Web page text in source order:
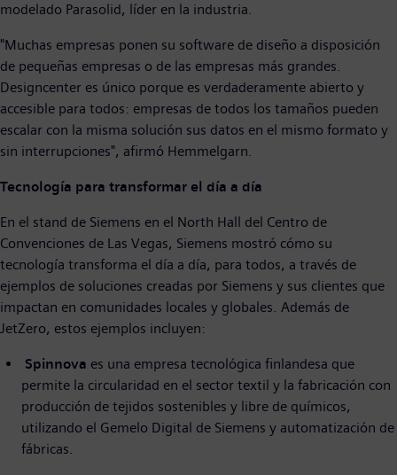
modelado Parasolid, líder en la industria.
"Muchas empresas ponen su software de diseño a disposición
de pequeñas empresas o de las empresas más grandes.
Designcenter es único porque es verdaderamente abierto y
accesible para todos: empresas de todos los tamaños pueden
escalar con la misma solución sus datos en el mismo formato y
sin interrupciones", afirmó Hemmelgarn.
Tecnología para transformar el día a día
En el stand de Siemens en el North Hall del Centro de
Convenciones de Las Vegas, Siemens mostró cómo su
tecnología transforma el día a día, para todos, a través de
ejemplos de soluciones creadas por Siemens y sus clientes que
impactan en comunidades locales y globales. Además de
JetZero, estos ejemplos incluyen:
Spinnova es una empresa tecnológica finlandesa que
permite la circularidad en el sector textil y la fabricación con
producción de tejidos sostenibles y libre de químicos,
utilizando el Gemelo Digital de Siemens y automatización de
fábricas.